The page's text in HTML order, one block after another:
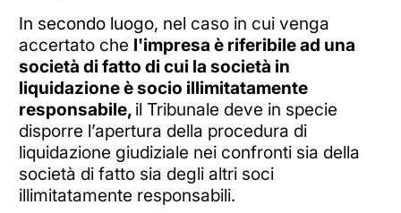
In secondo luogo, nel caso in cui venga
accertato che l'impresa è riferibile ad una
società di fatto di cui la società in
liquidazione è socio illimitatamente
responsabile, il Tribunale deve in specie
disporre l’apertura della procedura di
liquidazione giudiziale nei confronti sia della
società di fatto sia degli altri soci
illimitatamente responsabili.